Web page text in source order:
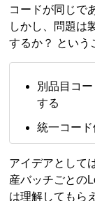
コードが同じで
しかし、問題は
するか？ という
別品目コ
する
統一コー
アイデアとして
産バッチごとの
は理解してもら